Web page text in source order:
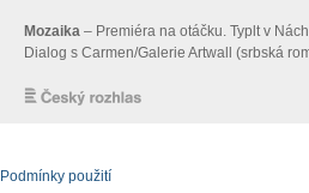
Podmínky použití